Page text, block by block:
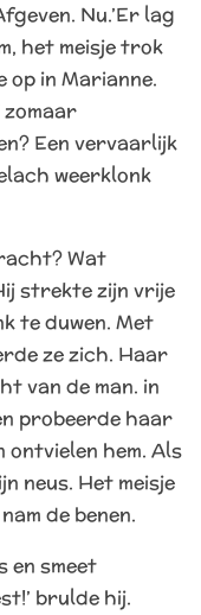
Nu.’Er lag
het meisje trok
op in Marianne.
Een vervaarlijk
weerklonk
Wat
strekte zijn vrije
te duwen. Met
ze zich. Haar
van de man. in
probeerde haar
hem. Als
neus. Het meisje
de benen.
en smeet
brulde hij.